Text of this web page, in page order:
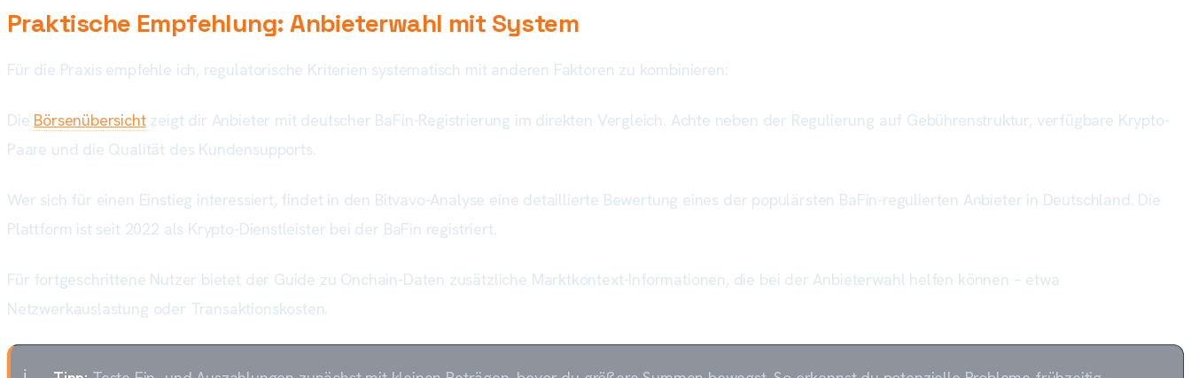
Praktische Empfehlung: Anbieterwahl mit System
Für die Praxis empfehle ich, regulatorische Kriterien systematisch mit anderen Faktoren zu kombinieren:
Die Börsenübersichtzeigt dir Anbieter mit deutscher BaFin-Registrierung im direkten Vergleich. Achte neben der Regulierung auf Gebührenstruktur, verfügbare Krypto-
Paare und die Qualität des Kundensupports.
Wer sich für einen Einstieg interessiert, findet in den Bitvavo-Analyse eine detaillierte Bewertung eines der populärsten BaFin-regulierten Anbieter in Deutschland. Die
Plattform ist seit 2022 als Krypto-Dienstleister bei der BaFin registriert.
Für fortgeschrittene Nutzer bietet der Guide zu Onchain-Daten zusätzliche Marktkontext-Informationen, die bei der Anbieterwahl helfen können – etwa
Netzwerkauslastung oder Transaktionskosten.